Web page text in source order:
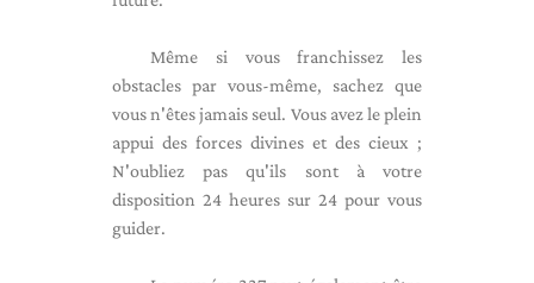
Même si vous franchissez les
obstacles par vous-même, sachez que
vous n'êtes jamais seul. Vous avez le plein
appui des forces divines et des cieux ;
N'oubliez pas qu'ils sont à votre
disposition 24 heures sur 24 pour vous
guider.